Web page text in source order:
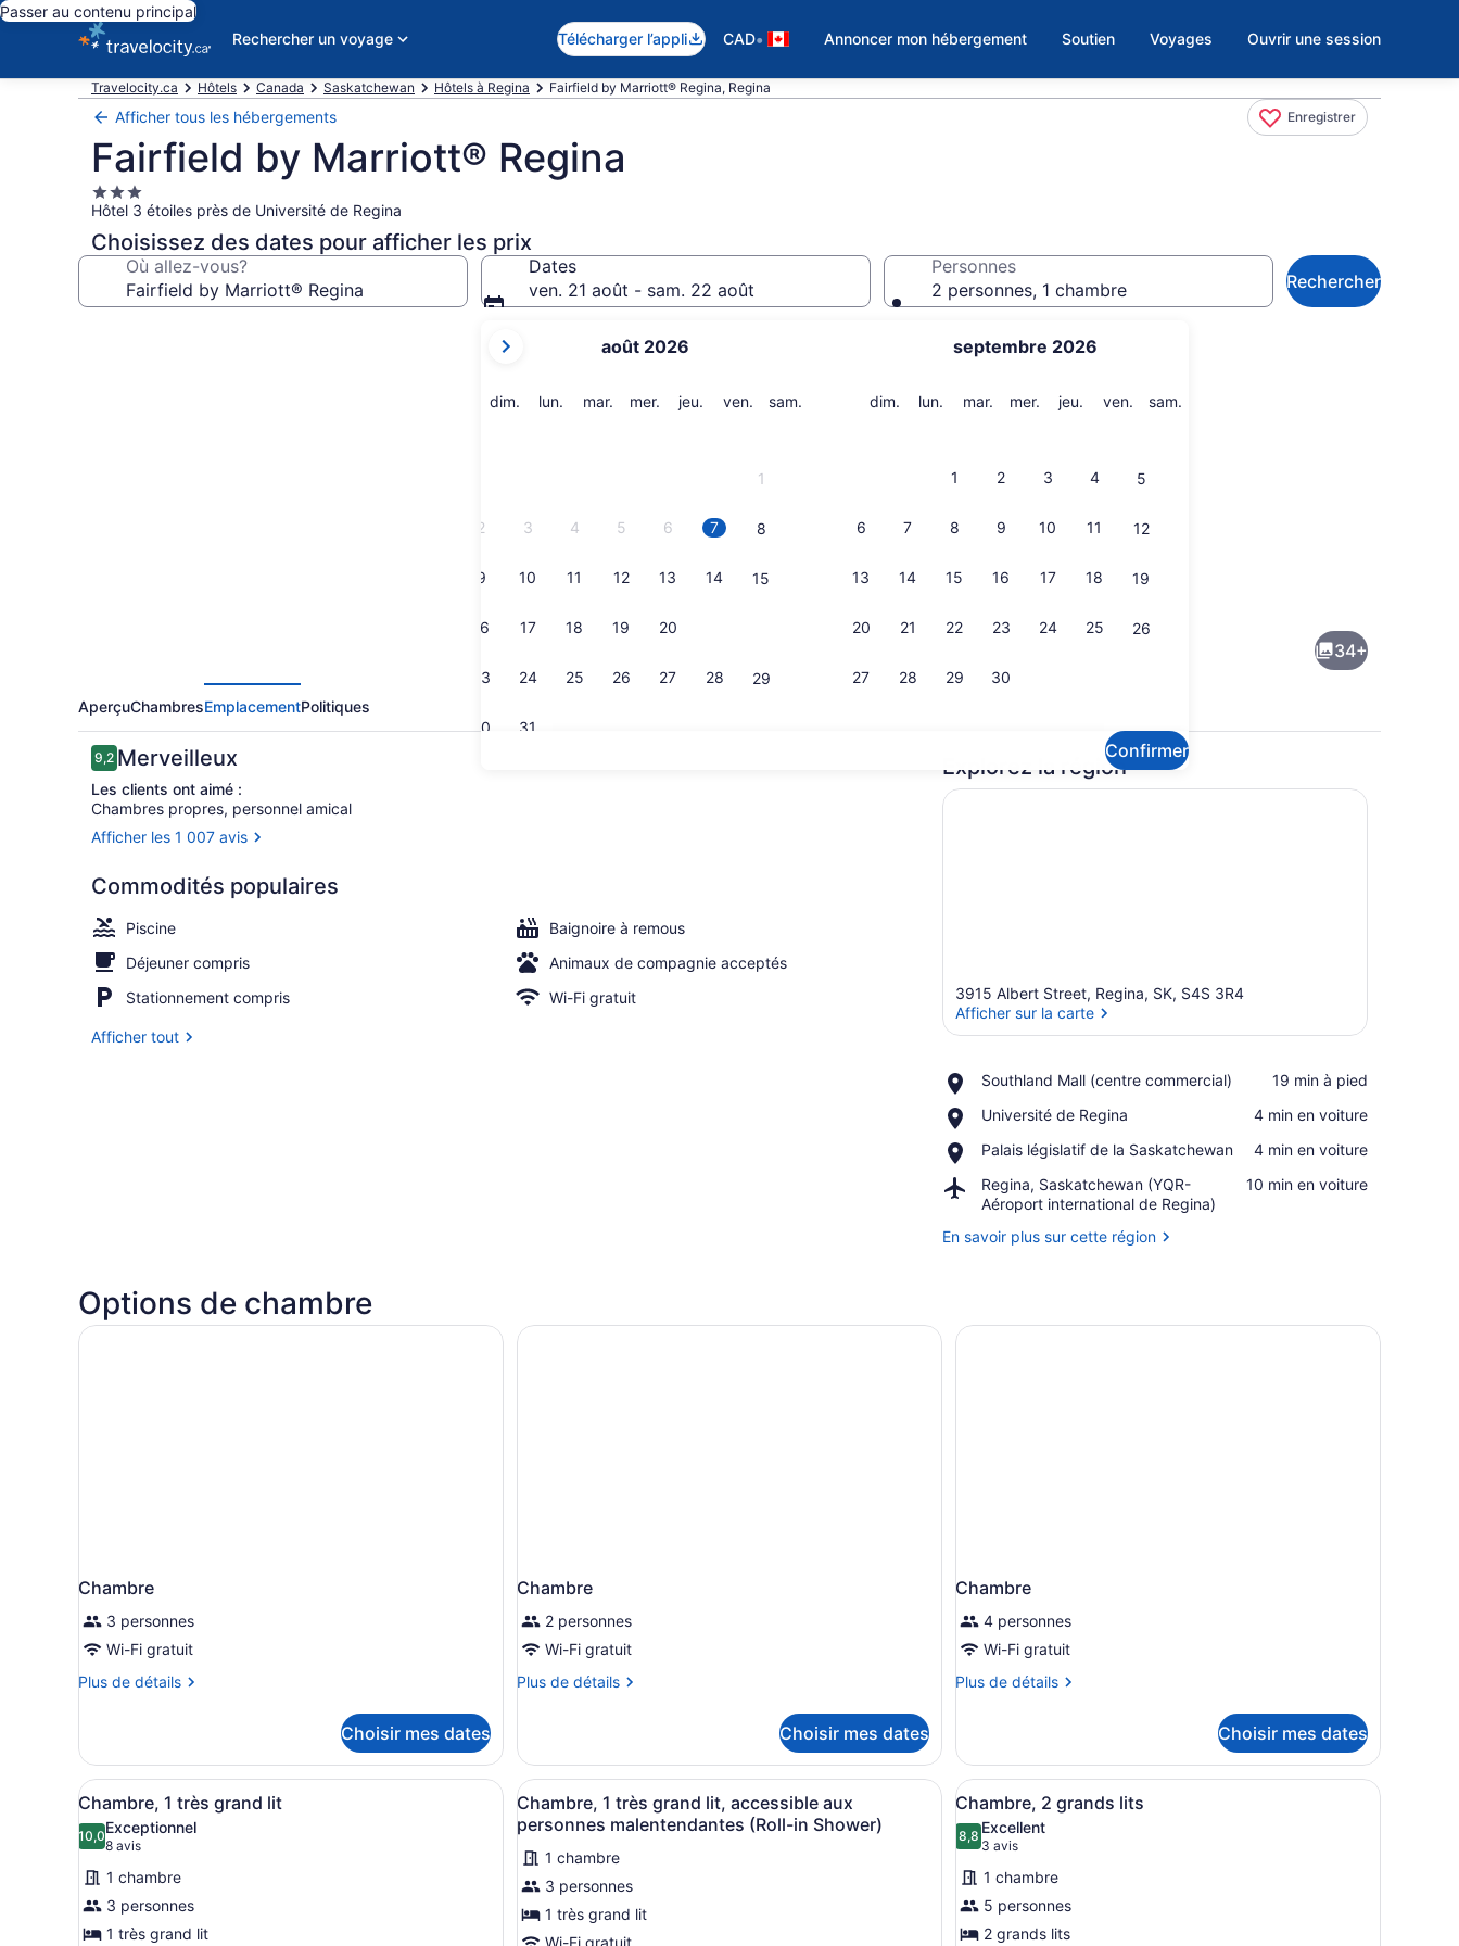
Passer au contenu principal
Rechercher un voyage
Télécharger l’appli CAD• Annoncer mon hébergement Soutien Voyages Ouvrir une session
Travelocity.ca Hôtels Canada Saskatchewan Hôtels à Regina Fairfield by Marriott® Regina, Regina
Afficher tous les hébergements Enregistrer
Fairfield by Marriott® Regina
Hébergement
3.0 étoiles
Hôtel 3 étoiles près de Université de Regina
Choisissez des dates pour afficher les prix
Où allez-vous?
Dates
ven. 21 août - sam. 22 août
mois
sont
août 2026
dim. dimanche
lun. lundimar. mardi
mer. mercredi
jeu. jeudiven. vendredi
sam.
1
2 3 4 5 6 7 8
9 10 11 12 13 14 15
16 17 18 19 20
23 24 25 26 27 28 29
30 31
septembre 2026
dim. dimanche
lun. lundimar. mardi
mer. mercredi
jeu. jeudiven. vendredi
sam.
1 2 3 4 5
6 7 8 9 10 11 12
13 14 15 16 17 18 19
20 21 22 23 24 25 26
27 28 29 30
Confirmer
Personnes
2 personnes, 1 chambre
Rechercher
34+
AperçuChambresEmplacementPolitiques
Avis
9,29,2 sur 10 –
Merveilleux
Les clients ont aimé :
Chambres propres, personnel amical
Afficher les 1 007 avis
Commodités populaires
Piscine
Baignoire à remous
Déjeuner compris
Animaux de compagnie acceptés
Stationnement compris
Wi-Fi gratuit
Afficher tout
Explorez la région
3915 Albert Street, Regina, SK, S4S 3R4
Afficher sur la carte
Southland Mall (centre commercial)
Place,
Mall
commercial)
‪19 min à pied‬
Université de Regina
Place,
de
‪4 min en voiture‬
Palais législatif de la Saskatchewan
Place,
législatif
de
Saskatchewan
‪4 min en voiture‬
Regina, Saskatchewan (YQR-
Aéroport international de Regina)
Airport,
Regina,
(YQR-
‪10 min en voiture‬
En savoir plus sur cette région
Options de chambre
Chambre
3 personnes
Wi-Fi gratuit
Plus de détails
Plus
Chambre
Choisir mes dates
Chambre
2 personnes
Wi-Fi gratuit
Plus de détails
Plus
Chambre
Choisir mes dates
Chambre
4 personnes
Wi-Fi gratuit
Plus de détails
Plus
Chambre
Choisir mes dates
Afficher
toutes
les
photos
pour
ce
type
Une chambre d’hôtel avec un lit, des tables de chevet, un bureau et une grande fenêtre avec des rideaux.
2
Chambre, 1 très grand lit
10,010,0 sur 10
Exceptionnel
8 avis
(8 avis)
1 chambre
3 personnes
1 très grand lit
Afficher
toutes
les
photos
pour
ce
type
Une chambre d’hôtel avec un lit, des tables de chevet, un bureau et une grande fenêtre avec des
2
Chambre, 1 très grand lit, accessible aux
personnes malentendantes (Roll-in Shower)
1 chambre
3 personnes
1 très grand lit
Afficher
toutes
les
photos
pour
ce
type
Une chambre d’hôtel avec deux lits,
3
Chambre, 2 grands lits
8,88,8 sur 10
Excellent
3 avis
(3 avis)
1 chambre
5 personnes
2 grands lits